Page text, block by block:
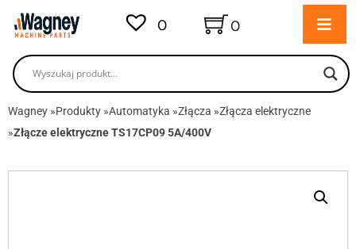
0 0
Wagney »Produkty »Automatyka »Złącza »Złącza elektryczne
»Złącze elektryczne TS17CP09 5A/400V